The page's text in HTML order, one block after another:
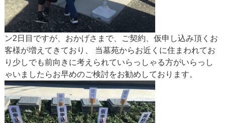
ン2日目ですが、おかげさまで、ご契約、仮申し込み頂くお
客様が増えてきており、 当墓苑からお近くに住まわれてお
り少しでも前向きに考えられていらっしゃる方がいらっし
ゃいましたらお早めのご検討をお勧めしております。